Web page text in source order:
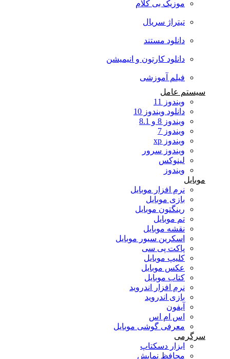
موزیک بی کلام
تیتراژ سریال
دانلود مستند
دانلود کارتون و انیمیشن
فیلم آموزشی
سیستم عامل
ویندوز 11
دانلود ویندوز 10
ویندوز 8 و 8.1
ویندوز 7
ویندوز xp
ویندوز سرور
لینوکس
ویندوز
موبایل
نرم افزار موبایل
بازی موبایل
رینگتون موبایل
تم موبایل
نقشه موبایل
اسکرین سیور موبایل
پاکت پی سی
کلیپ موبایل
عکس موبایل
کتاب موبایل
نرم افزار اندروید
بازی اندروید
آیفون
اس ام اس
معرفی گوشی موبایل
سرگرمی
ابزار دسکتاپ
محافظ نمایش